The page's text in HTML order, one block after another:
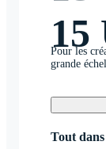
15
Pour les
grande
Tout